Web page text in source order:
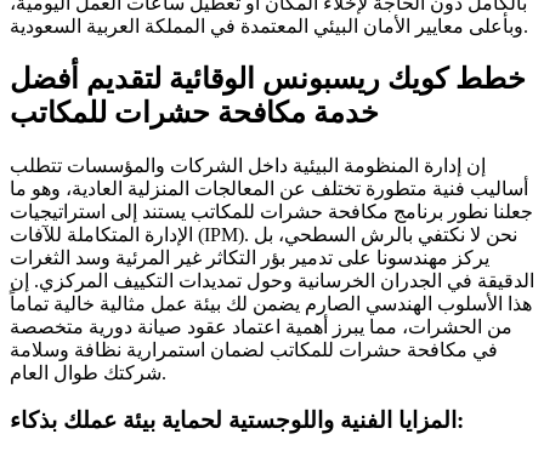
وبأعلى معايير الأمان البيئي المعتمدة في المملكة العربية السعودية.
خطط كويك ريسبونس الوقائية لتقديم أفضل
خدمة مكافحة حشرات للمكاتب
إن إدارة المنظومة البيئية داخل الشركات والمؤسسات تتطلب
أساليب فنية متطورة تختلف عن المعالجات المنزلية العادية، وهو ما
جعلنا نطور برنامج مكافحة حشرات للمكاتب يستند إلى استراتيجيات
الإدارة المتكاملة للآفات (IPM). نحن لا نكتفي بالرش السطحي، بل
يركز مهندسونا على تدمير بؤر التكاثر غير المرئية وسد الثغرات
الدقيقة في الجدران الخرسانية وحول تمديدات التكييف المركزي. إن
هذا الأسلوب الهندسي الصارم يضمن لك بيئة عمل مثالية خالية تماماً
من الحشرات، مما يبرز أهمية اعتماد عقود صيانة دورية متخصصة
في مكافحة حشرات للمكاتب لضمان استمرارية نظافة وسلامة
شركتك طوال العام.
المزايا الفنية واللوجستية لحماية بيئة عملك بذكاء: